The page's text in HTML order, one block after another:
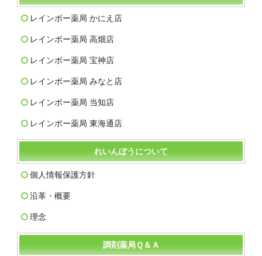
レインボー薬局 かにえ店
レインボー薬局 高畑店
レインボー薬局 宝神店
レインボー薬局 みなと店
レインボー薬局 当知店
レインボー薬局 東海通店
れいんぼうについて
個人情報保護方針
沿革・概要
理念
調剤薬局Ｑ＆Ａ